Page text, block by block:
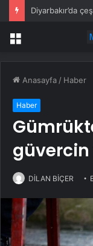
Diyarbakır’da
Menü
Anasayfa / Haber
Haber
güvercin
DİLAN BİÇER